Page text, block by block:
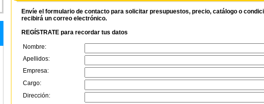
Envíe el formulario de contacto para solicitar presupuestos, precio, catálogo o
recibirá un correo electrónico.
REGÍSTRATE para recordar tus datos
Nombre:
Apellidos:
Empresa:
Cargo:
Dirección: